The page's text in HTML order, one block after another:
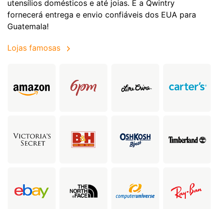
utensílios domésticos e até joias. E a Qwintry
fornecerá entrega e envio confiáveis dos EUA para
Guatemala!
Lojas famosas